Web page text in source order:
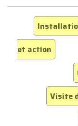
et action
Visite